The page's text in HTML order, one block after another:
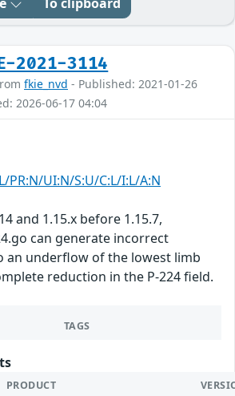
2021-3114
fkie_nvd - Published: 2021-01-26
2026-06-17 04:04
PR:N/UI:N/S:U/C:L/I:L/A:N
and 1.15.x before 1.15.7,
can generate incorrect
an underflow of the lowest limb
reduction in the P-224 field.
TAGS
PRODUCT